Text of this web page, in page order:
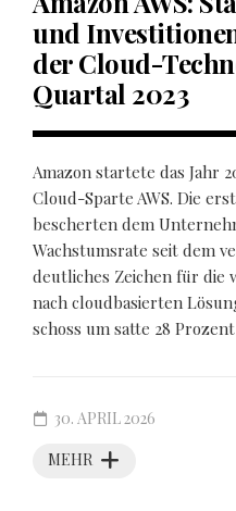
und
der Cloud-
Quartal 2023
Amazon startete das Jahr
Cloud-Sparte AWS. Die
bescherten dem
Wachstumsrate seit dem
deutliches Zeichen für die
nach cloudbasierten
schoss um satte 28 Prozent
MEHR
30. APRIL 2026